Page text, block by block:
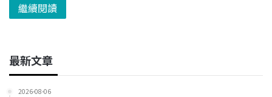
繼續閱讀
最新文章
2026-08-06